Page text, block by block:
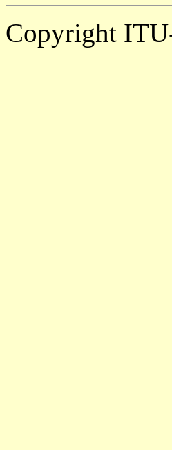
Copyright